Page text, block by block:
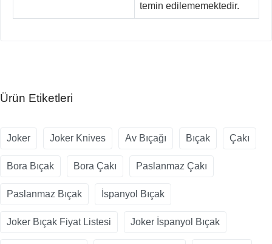
temin edilememektedir.
Ürün Etiketleri
Joker Joker Knives Av Bıçağı Bıçak Çakı
Bora Bıçak Bora Çakı Paslanmaz Çakı
Paslanmaz Bıçak İspanyol Bıçak
Joker Bıçak Fiyat Listesi Joker İspanyol Bıçak